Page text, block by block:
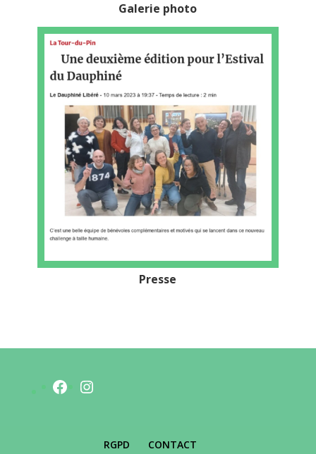
Galerie photo
Presse
Facebook
Instagram
RGPD CONTACT